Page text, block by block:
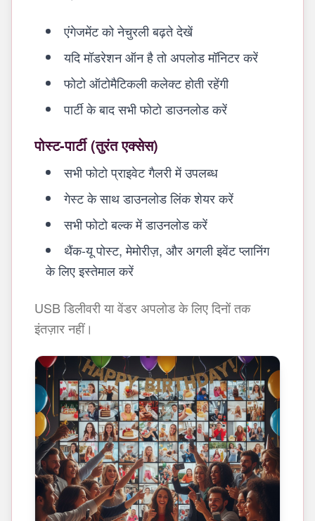
एंगेजमेंट को नेचुरली बढ़ते देखें
यदि मॉडरेशन ऑन है तो अपलोड मॉनिटर करें
फोटो ऑटोमैटिकली कलेक्ट होती रहेंगी
पार्टी के बाद सभी फोटो डाउनलोड करें
पोस्ट-पार्टी (तुरंत एक्सेस)
सभी फोटो प्राइवेट गैलरी में उपलब्ध
गेस्ट के साथ डाउनलोड लिंक शेयर करें
सभी फोटो बल्क में डाउनलोड करें
थैंक-यू पोस्ट, मेमोरीज़, और अगली इवेंट प्लानिंग
के लिए इस्तेमाल करें
USB डिलीवरी या वेंडर अपलोड के लिए दिनों तक
इंतज़ार नहीं।